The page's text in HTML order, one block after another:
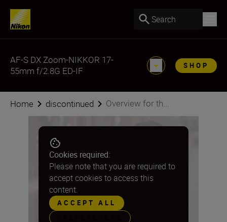
Search
AF-S DX Zoom-NIKKOR 17-
55mm f/2.8G ED-IF
SHOP
Home discontinued Overview for th...
Cookies required:
Please note that you are required to
accept cookies to access this
content.
ACCEPT ALL